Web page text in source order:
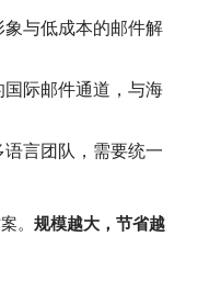
与低成本的邮件解
际邮件通道，与海
言团队，需要统一
。规模越大，节省越